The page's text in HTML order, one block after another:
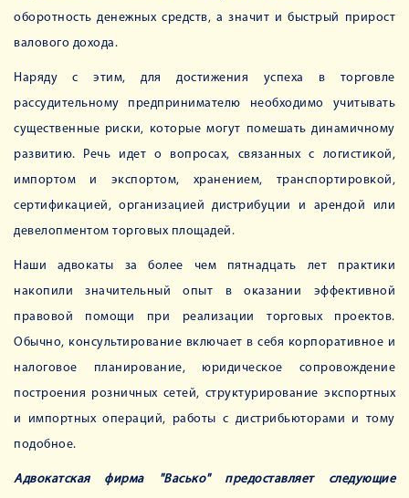
оборотность денежных средств, а значит и быстрый прирост
валового дохода.
Наряду с этим, для достижения успеха в торговле
рассудительному предпринимателю необходимо учитывать
существенные риски, которые могут помешать динамичному
развитию. Речь идет о вопросах, связанных с логистикой,
импортом и экспортом, хранением, транспортировкой,
сертификацией, организацией дистрибуции и арендой или
девелопментом торговых площадей.
Наши адвокаты за более чем пятнадцать лет практики
накопили значительный опыт в оказании эффективной
правовой помощи при реализации торговых проектов.
Обычно, консультирование включает в себя корпоративное и
налоговое планирование, юридическое сопровождение
построения розничных сетей, структурирование экспортных
и импортных операций, работы с дистрибьюторами и тому
подобное.
Адвокатская фирма "Васько" предоставляет следующие